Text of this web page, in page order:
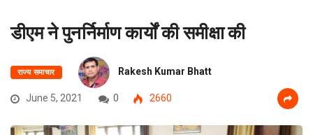
डीएम ने पुनर्निर्माण कार्यों की समीक्षा की
राज्य समाचार Rakesh Kumar Bhatt
June 5, 2021 0 2660